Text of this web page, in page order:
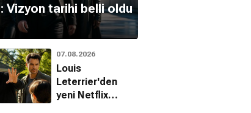
Vizyon tarihi belli oldu
07.08.2026
Louis
Leterrier'den
yeni Netflix